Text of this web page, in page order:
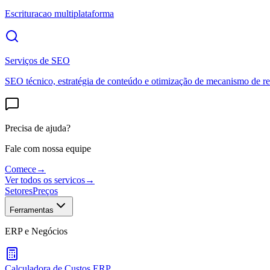
Escrituracao multiplataforma
Serviços de SEO
SEO técnico, estratégia de conteúdo e otimização de mecanismo de
Precisa de ajuda?
Fale com nossa equipe
Comece→
Ver todos os servicos→
SetoresPreços
Ferramentas
ERP e Negócios